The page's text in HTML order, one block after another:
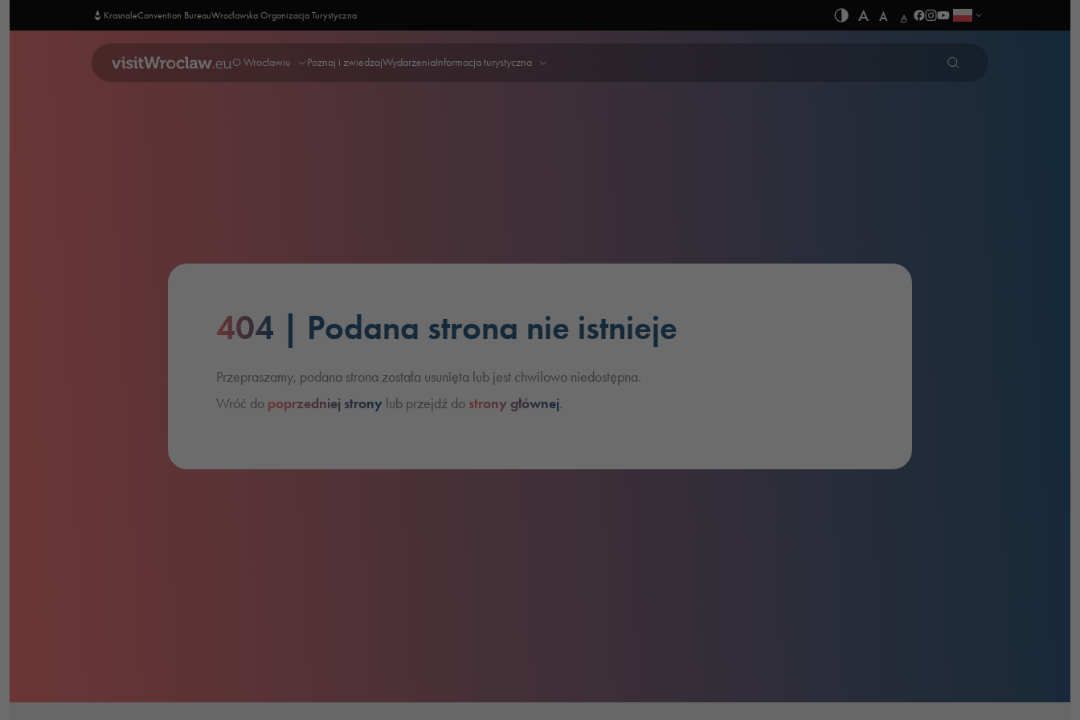
KrasnaleConvention BureauWrocławska Organizacja Turystyczna A A A
O Wrocławiu Poznaj i zwiedzajWydarzeniaInformacja turystyczna
404 | Podana strona nie istnieje
Przepraszamy, podana strona została usunięta lub jest chwilowo niedostępna.
Wróć do poprzedniej strony lub przejdź do strony głównej.